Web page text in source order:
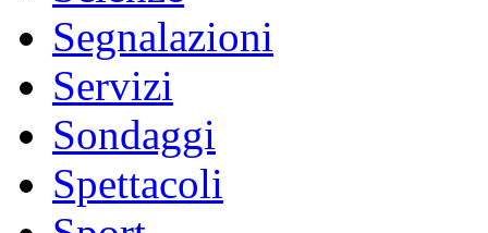
Segnalazioni
Servizi
Sondaggi
Spettacoli